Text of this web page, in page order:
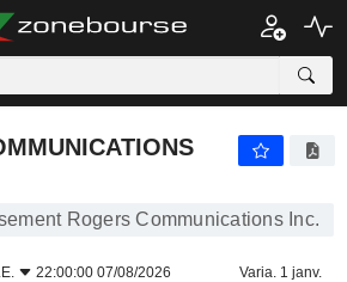
Rogers Communications Inc.
22:00:00 07/08/2026 Varia. 1 janv.